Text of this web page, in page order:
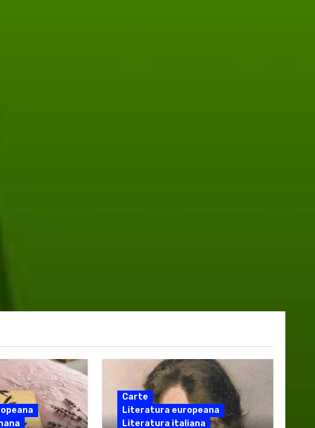
Carte
Literatura europeana
Literatura italiana